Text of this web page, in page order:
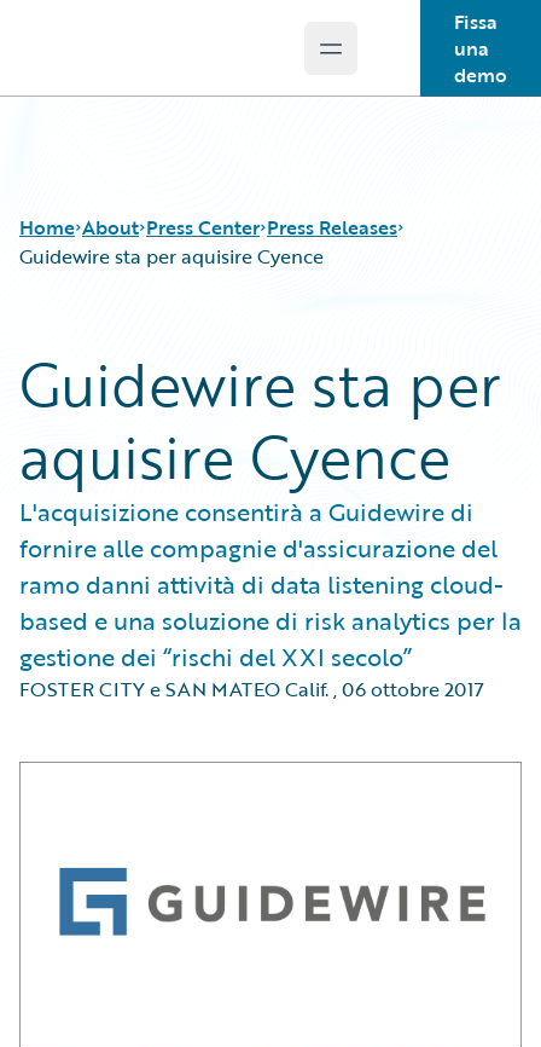
Open main menu
Fissa
una
demo
Home About Press Center Press Releases
Guidewire sta per aquisire Cyence
Guidewire sta per
aquisire Cyence
L'acquisizione consentirà a Guidewire di
fornire alle compagnie d'assicurazione del
ramo danni attività di data listening cloud-
based e una soluzione di risk analytics per la
gestione dei “rischi del XXI secolo”
FOSTER CITY e SAN MATEO Calif.,06 ottobre 2017